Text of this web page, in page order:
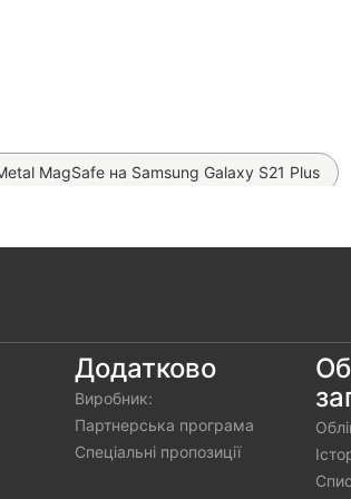
MagSafe на Samsung Galaxy S21 Plus
Silicone Case на Samsung Galaxy S21 Plus
зарядка Hoco Z60 на 48W
Додатково
Виробник:
Партнерська програма
Спеціальні пропозиції